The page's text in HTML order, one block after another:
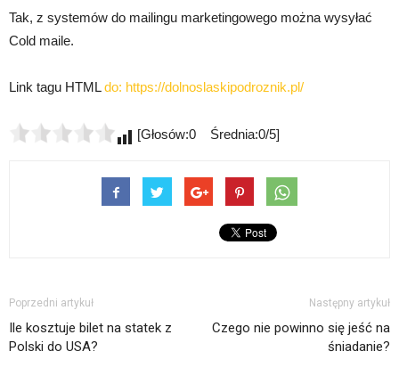
Tak, z systemów do mailingu marketingowego można wysyłać
Cold maile.
Link tagu HTMLdo: https://dolnoslaskipodroznik.pl/
[Głosów:0 Średnia:0/5]
Poprzedni artykuł
Ile kosztuje bilet na statek z
Polski do USA?
Następny artykuł
Czego nie powinno się jeść na
śniadanie?